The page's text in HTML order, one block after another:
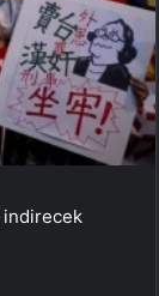
indirecek